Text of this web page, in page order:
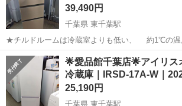
39,490円
千葉県 東千葉駅
★チルドルームは冷蔵室よりも低い、 約1℃の
乳製品や生鮮食品の保存にオススメ！ ★スリムな
トな、 真ん中野菜タイプの冷蔵庫です♪
千葉 千葉市 東千葉駅 キッチン家電
🌟愛品館千葉店🌟アイリス
冷蔵庫｜IRSD-17A-W｜
25,190円
千葉県 東千葉駅